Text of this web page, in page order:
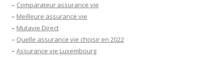
– Comparateur assurance vie
– Meilleure assurance vie
– Mutavie Direct
– Quelle assurance vie choisir en 2022
– Assurance vie Luxembourg